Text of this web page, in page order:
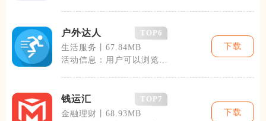
户外达人
TOP6
生活服务丨67.84MB
活动信息：用户可以浏览到
下载
钱运汇
TOP7
金融理财丨68.93MB
下载